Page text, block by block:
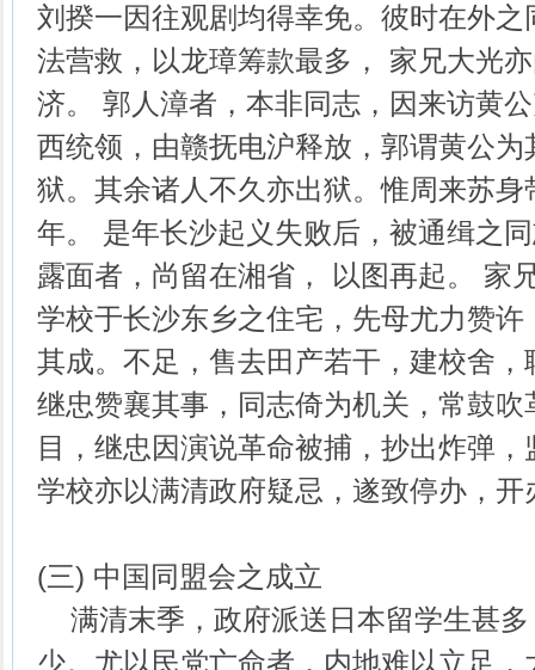
刘揆一因往观剧均得幸免。彼时在外
法营救，以龙璋筹款最多， 家兄大光
济。 郭人漳者，本非同志，因来访黄
西统领，由赣抚电沪释放，郭谓黄公
狱。其余诸人不久亦出狱。惟周来苏
年。 是年长沙起义失败后，被通缉之
露面者，尚留在湘省， 以图再起。 家
学校于长沙东乡之住宅，先母尤力赞
其成。不足，售去田产若干，建校舍
继忠赞襄其事，同志倚为机关，常鼓
目，继忠因演说革命被捕，抄出炸弹
学校亦以满清政府疑忌，遂致停办，开
(三) 中国同盟会之成立
满清末季，政府派送日本留学生甚多
少。尤以民党亡命者，内地难以立足